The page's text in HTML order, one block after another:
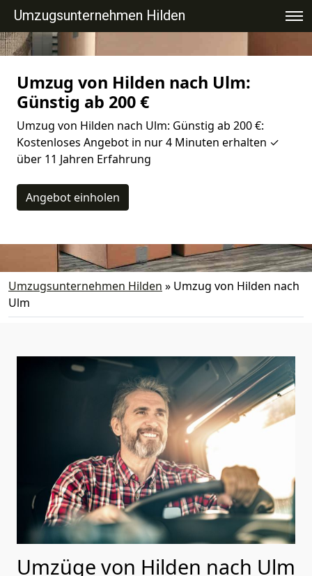
Umzugsunternehmen Hilden
Umzug von Hilden nach Ulm:
Günstig ab 200 €
Umzug von Hilden nach Ulm: Günstig ab 200 €:
Kostenloses Angebot in nur 4 Minuten erhalten ✓
über 11 Jahren Erfahrung
Angebot einholen
Umzugsunternehmen Hilden » Umzug von Hilden nach
Ulm
Umzüge von Hilden nach Ulm